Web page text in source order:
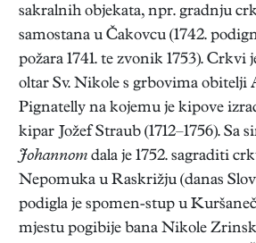
sakralnih objekata, npr. gradnju
samostana u Čakovcu (1742.
požara 1741. te zvonik 1753). Crkvi
oltar Sv. Nikole s grbovima obitelji
Pignatelly na kojemu je kipove
kipar Jožef Straub (1712–1756). Sa
Johannom dala je 1752. sagraditi
Nepomuka u Raskrižju (danas
podigla je spomen-stup u
mjestu pogibije bana Nikole